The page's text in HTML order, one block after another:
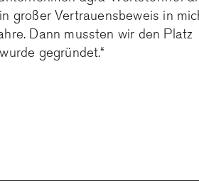
großer Vertrauensbeweis in
Dann mussten wir den Platz
gegründet.“